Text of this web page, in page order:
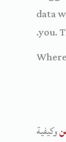
data
you.
وكيفية